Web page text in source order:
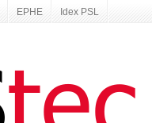
EPHE Idex PSL